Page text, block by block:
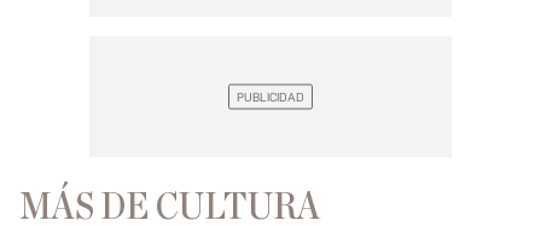
MÁS DE CULTURA